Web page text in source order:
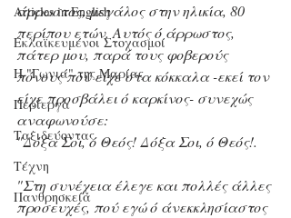
Articles in English
Εκλαϊκευμένοι Στοχασμοί
Η "Γωνιά" της Μαρίας
Περίεργα
Ταξιδεύοντας
Τέχνη
Πανθρησκεία
άρρωστος, μεγάλος στην ηλικία, 80
περίπου ετών. Αυτός ό άρρωστος,
πάτερ μου, παρά τους φοβερούς
πόνους πού είχε στα κόκκαλα -εκεί τον
είχε προσβάλει ό καρκίνος- συνεχώς
αναφωνούσε:
"Δόξα Σοι, ό Θεός! Δόξα Σοι, ό Θεός!.
"Στη συνέχεια έλεγε και πολλές άλλες
προσευχές, πού εγώ ό άνεκκλησίαστος